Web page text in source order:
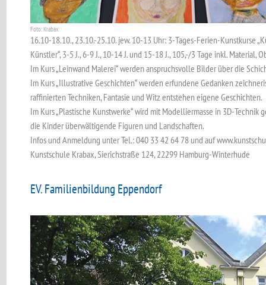
Foto: Krabax
16.10-18.10., 23.10.-25.10. jew. 10-13 Uhr: 3-Tages-Ferien-Kunstkurse
Künstler“, 3-5 J., 6-9 J., 10-14 J. und 15-18 J., 105,-/3 Tage inkl. Material,
Im Kurs „Leinwand Malerei“ werden anspruchsvolle Bilder über die
Im Kurs „Illustrative Geschichten“ werden erfundene Gedanken
raffinierten Techniken, Fantasie und Witz entstehen eigene Geschichten.
Im Kurs „Plastische Kunstwerke“ wird mit Modelliermasse in 3D-Technik
die Kinder überwältigende Figuren und Landschaften.
Infos und Anmeldung unter Tel.: 040 33 42 64 78 und auf
Kunstschule Krabax, Sierichstraße 124, 22299 Hamburg-Winterhude
EV. Familienbildung Eppendorf